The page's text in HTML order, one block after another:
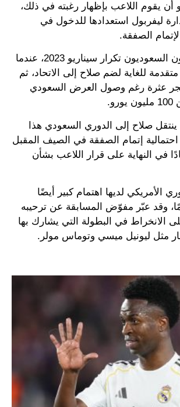
يقوم اللاعب بإظهار رغبته في ذلك،
ليفربول استعدادها للدخول في
الصفقة.
ولا يريد المسؤولون السعوديون تكرار سيناريو 2023، عندما
للغاية لضم صلاح إلى الاتحاد، ثم
عثرة رغم وصول العرض السعودي
صلاح إلى الدوري السعودي هذا
إتمام الصفقة في الصيف المقبل
في النهاية على قرار اللاعب بشأن
الأمريكي لديها اهتمام كبير أيضًا
الـ 33 عامًا، وقد عبّر مفوّض المسابقة عن ترحيبه
الانخراط في البطولة التي يشارك بها
مثل ليونيل ميسي وتوماس مولر.